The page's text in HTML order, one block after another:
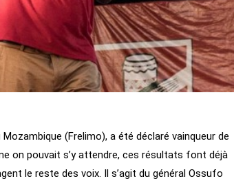
(Frelimo), a été déclaré vainqueur de
on pouvait s’y attendre, ces résultats font déjà
le reste des voix. Il s’agit du général Ossufo